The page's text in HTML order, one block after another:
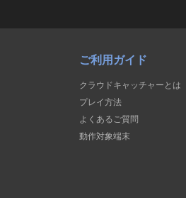
ご利用ガイド
クラウドキャッチャーとは
プレイ方法
よくあるご質問
動作対象端末